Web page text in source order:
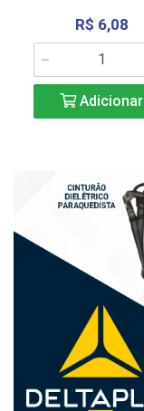
R$ 6,08
Adicionar